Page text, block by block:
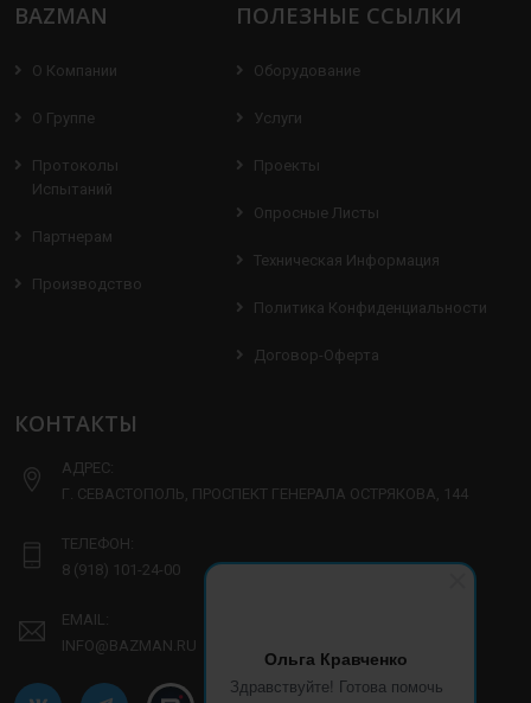
Ольга Кравченко
Здравствуйте! Готова помочь
BAZMAN
О Компании
О Группе
Протоколы
Испытаний
Партнерам
Производство
ПОЛЕЗНЫЕ ССЫЛКИ
Оборудование
Услуги
Проекты
Опросные Листы
Техническая Информация
Политика Конфиденциальности
Договор-Оферта
КОНТАКТЫ
АДРЕС:
Г. СЕВАСТОПОЛЬ, ПРОСПЕКТ ГЕНЕРАЛА ОСТРЯКОВА, 144
ТЕЛЕФОН:
8 (918) 101-24-00
EMAIL:
INFO@BAZMAN.RU